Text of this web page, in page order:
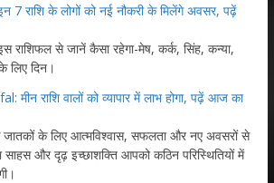
राशि के लोगों को नई नौकरी के मिलेंगे अवसर, पढ़ें
से जानें कैसा रहेगा-मेष, कर्क, सिंह, कन्या,
लिए दिन।
राशि वालों को व्यापार में लाभ होगा, पढ़ें आज का
जातकों के लिए आत्मविश्वास, सफलता और नए अवसरों से
और दृढ़ इच्छाशक्ति आपको कठिन परिस्थितियों में